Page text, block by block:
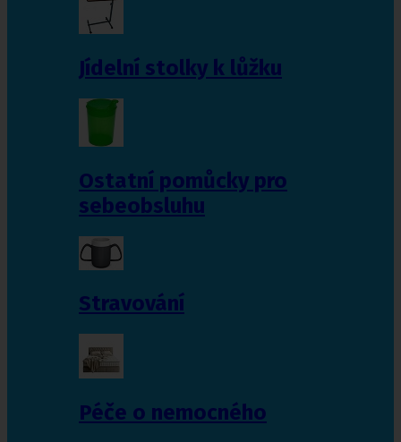
Jídelní stolky k lůžku
Ostatní pomůcky pro
sebeobsluhu
Stravování
Péče o nemocného